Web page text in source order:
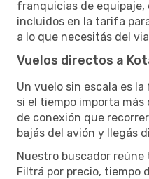
franquicias de equipaje,
incluidos en la tarifa
a lo que necesitás del
Vuelos directos a
Un vuelo sin escala es
si el tiempo importa
de conexión que
bajás del avión y llegás
Nuestro buscador
Filtrá por precio, tiempo